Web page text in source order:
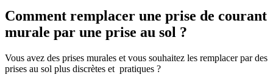
Comment remplacer une prise de courant
murale par une prise au sol ?
Vous avez des prises murales et vous souhaitez les remplacer par des
prises au sol plus discrètes et pratiques ?